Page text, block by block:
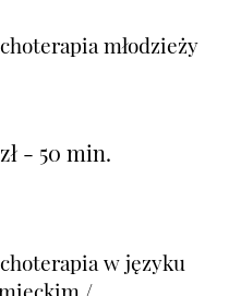
młodzieży
- 50 min.
w języku